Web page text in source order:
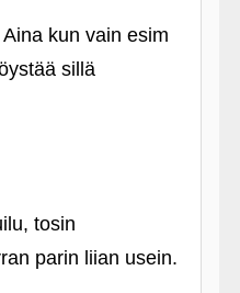
kun vain esim
sillä
tosin
parin liian usein.